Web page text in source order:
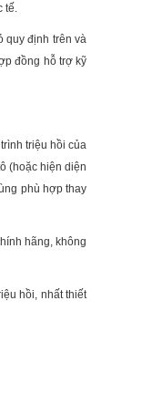
quy định trên và
đồng hỗ trợ kỹ
triệu hồi của
(hoặc hiện diện
phù hợp thay
hãng, không
hồi, nhất thiết